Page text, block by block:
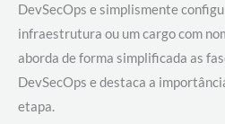
DevSecOps e simplismente
infraestrutura ou um cargo com
aborda de forma simplificada as
DevSecOps e destaca a
etapa.